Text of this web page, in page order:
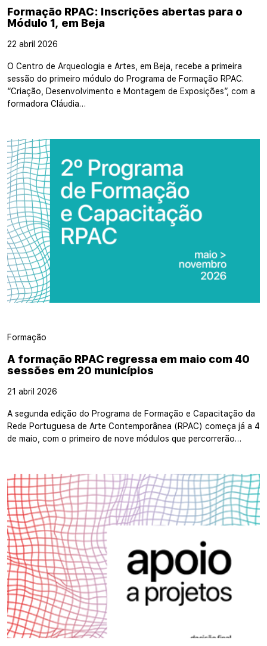
Formação RPAC: Inscrições abertas para o
Módulo 1, em Beja
22 abril 2026
O Centro de Arqueologia e Artes, em Beja, recebe a primeira
sessão do primeiro módulo do Programa de Formação RPAC.
“Criação, Desenvolvimento e Montagem de Exposições”, com a
formadora Cláudia…
Formação
A formação RPAC regressa em maio com 40
sessões em 20 municípios
21 abril 2026
A segunda edição do Programa de Formação e Capacitação da
Rede Portuguesa de Arte Contemporânea (RPAC) começa já a 4
de maio, com o primeiro de nove módulos que percorrerão…